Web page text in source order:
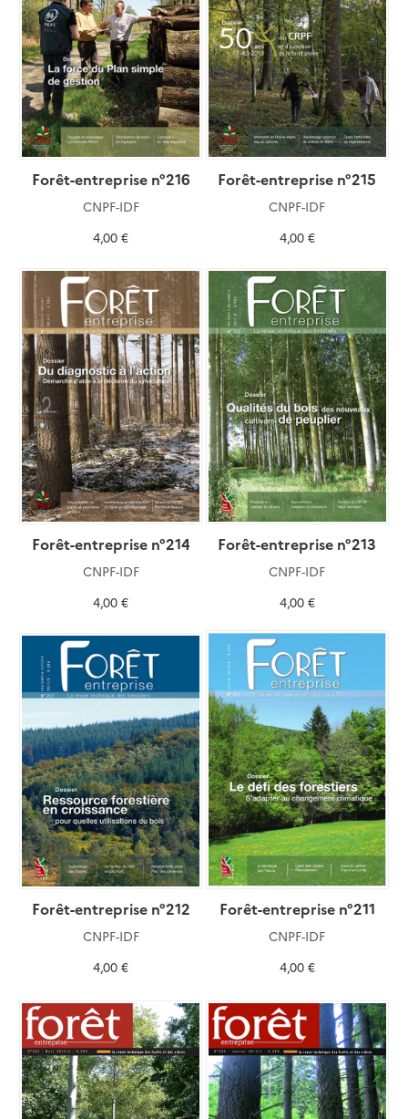
Forêt-entreprise n°216
CNPF-IDF
4,00 €
Forêt-entreprise n°215
CNPF-IDF
4,00 €
Forêt-entreprise n°214
CNPF-IDF
4,00 €
Forêt-entreprise n°213
CNPF-IDF
4,00 €
Forêt-entreprise n°212
CNPF-IDF
4,00 €
Forêt-entreprise n°211
CNPF-IDF
4,00 €